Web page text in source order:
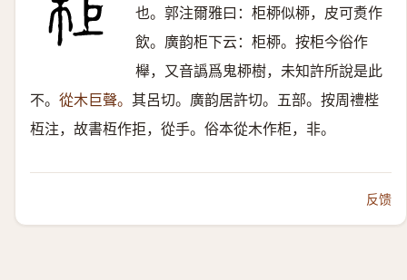
也。郭注爾雅曰：柜桺似桺，皮可煑作
飲。廣韵柜下云：柜桺。按柜今俗作
櫸，又音譌爲鬼桺樹，未知許所說是此
不。 從木巨聲。 其呂切。廣韵居許切。五部。按周禮梐
枑注，故書枑作拒，從手。俗本從木作柜，非。
反馈